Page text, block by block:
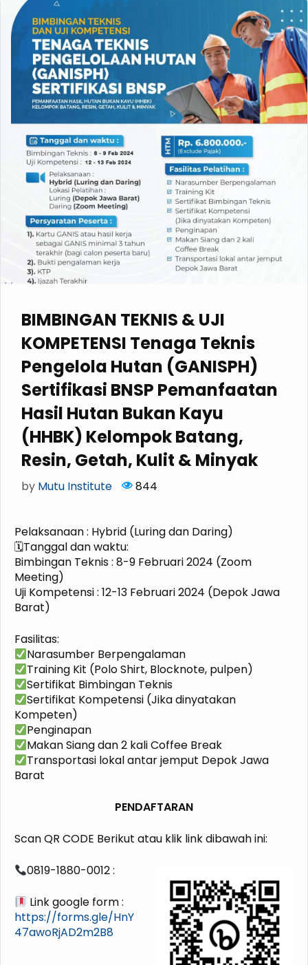
BIMBINGAN TEKNIS & UJI
KOMPETENSI Tenaga Teknis
Pengelola Hutan (GANISPH)
Sertifikasi BNSP Pemanfaatan
Hasil Hutan Bukan Kayu
(HHBK) Kelompok Batang,
Resin, Getah, Kulit & Minyak
by Mutu Institute 844
Pelaksanaan : Hybrid (Luring dan Daring)
🗓Tanggal dan waktu:
Bimbingan Teknis : 8-9 Februari 2024 (Zoom
Meeting)
Uji Kompetensi : 12-13 Februari 2024 (Depok Jawa
Barat)
Fasilitas:
Narasumber Berpengalaman
Training Kit (Polo Shirt, Blocknote, pulpen)
Sertifikat Bimbingan Teknis
Sertifikat Kompetensi (Jika dinyatakan
Kompeten)
Penginapan
Makan Siang dan 2 kali Coffee Break
Transportasi lokal antar jemput Depok Jawa
Barat
PENDAFTARAN
Scan QR CODE Berikut atau klik link dibawah ini:
0819-1880-0012 :
Link google form :
https://forms.gle/HnY
47awoRjAD2m2B8